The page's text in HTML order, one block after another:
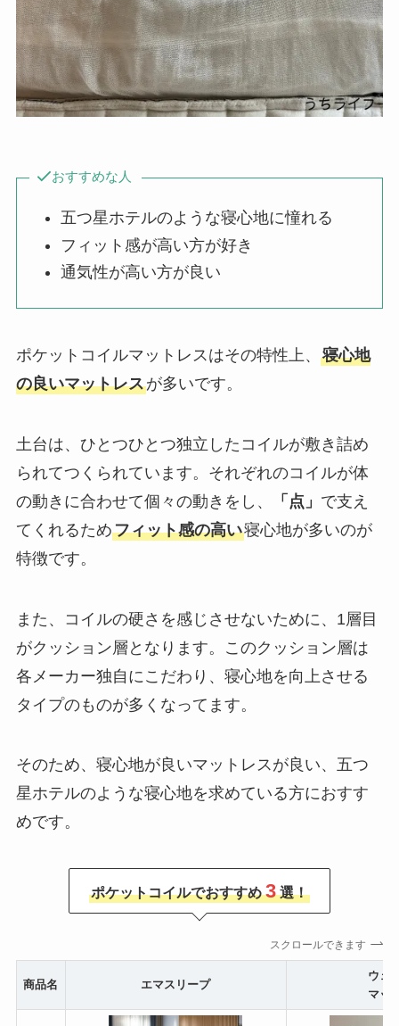
おすすめな人
五つ星ホテルのような寝心地に憧れる
フィット感が高い方が好き
通気性が高い方が良い
ポケットコイルマットレスはその特性上、 寝心地
の良いマットレスが多いです。
土台は、ひとつひとつ独立したコイルが敷き詰め
られてつくられています。それぞれのコイルが体
の動きに合わせて個々の動きをし、
「点」 で支え
てくれるためフィット感の高い寝心地が多いのが
特徴です。
また、コイルの硬さを感じさせないために、1層目
がクッション層となります。このクッション層は
各メーカー独自にこだわり、寝心地を向上させる
タイプのものが多くなってます。
そのため、寝心地が良いマットレスが良い、五つ
星ホテルのような寝心地を求めている方におすす
めです。
ポケットコイルでおすすめ 3 選！
スクロールできます
商品名 エマスリープ
ウェ
マッ